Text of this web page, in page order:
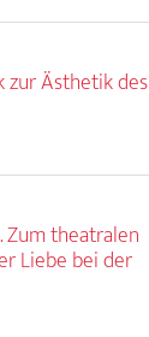
zur Ästhetik des
Zum theatralen
Liebe bei der